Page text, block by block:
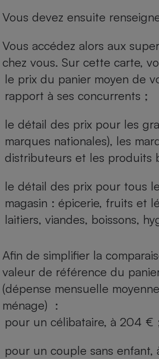
Vous devez ensuite
Vous accédez alors aux
chez vous. Sur cette carte,
le prix du panier moyen de
rapport à ses concurrents ;
le détail des prix pour les
marques nationales), les
distributeurs et les produits
le détail des prix pour tous
magasin : épicerie, fruits et
laitiers, viandes, boissons,
Afin de simplifier la
valeur de référence du
(dépense mensuelle
ménage) :
pour un célibataire, à 204 €
pour un couple sans enfant,